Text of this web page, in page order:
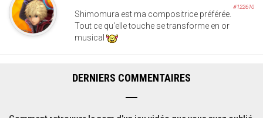
#122610
Shimomura est ma compositrice préférée.
Tout ce qu'elle touche se transforme en or
musical
DERNIERS COMMENTAIRES